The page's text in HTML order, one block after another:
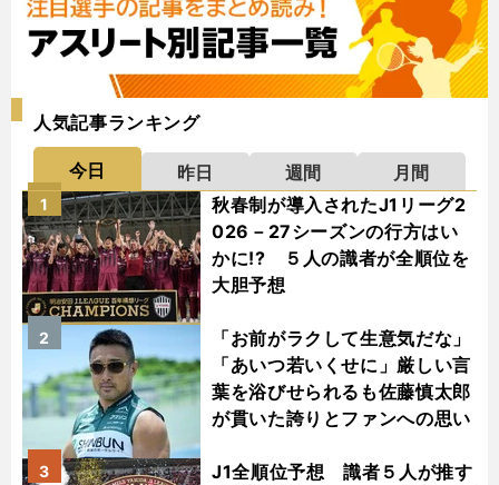
人気記事ランキング
今日 昨日 週間
月間
秋春制が導入されたJ1リーグ2
026－27シーズンの行方はい
かに!? ５人の識者が全順位を
大胆予想
1
「お前がラクして生意気だな」
「あいつ若いくせに」厳しい言
葉を浴びせられるも佐藤慎太郎
が貫いた誇りとファンへの思い
2
J1全順位予想 識者５人が推す
3